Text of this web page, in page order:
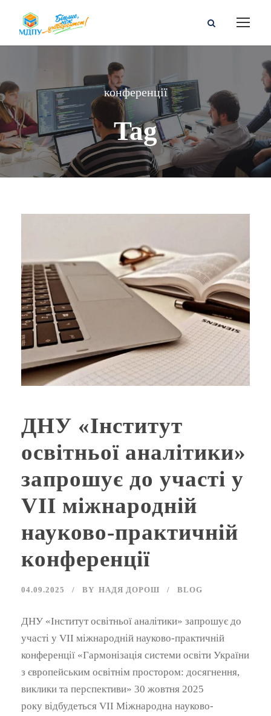
конференції
Tag
ДНУ «Інститут
освітньої аналітики»
запрошує до участі у
VІI міжнародній
науково-практичній
конференції
04.09.2025 BY НАДЯ ДОРОШ BLOG
ДНУ «Інститут освітньої аналітики» запрошує до
участі у VІI міжнародній науково-практичній
конференції «Гармонізація системи освіти України
з європейським освітнім простором: досягнення,
виклики та перспективи» 30 жовтня 2025
року відбудеться VII Міжнародна науково-